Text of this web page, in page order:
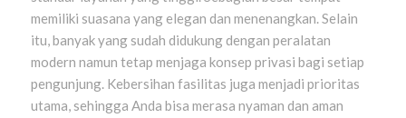
memiliki suasana yang elegan dan menenangkan. Selain
itu, banyak yang sudah didukung dengan peralatan
modern namun tetap menjaga konsep privasi bagi setiap
pengunjung. Kebersihan fasilitas juga menjadi prioritas
utama, sehingga Anda bisa merasa nyaman dan aman